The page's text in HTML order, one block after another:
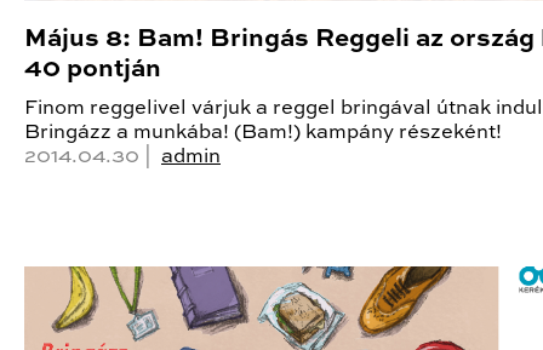
Május 8: Bam! Bringás Reggeli az ország
40 pontján
Finom reggelivel várjuk a reggel bringával útnak
Bringázz a munkába! (Bam!) kampány részeként!
2014.04.30 | admin